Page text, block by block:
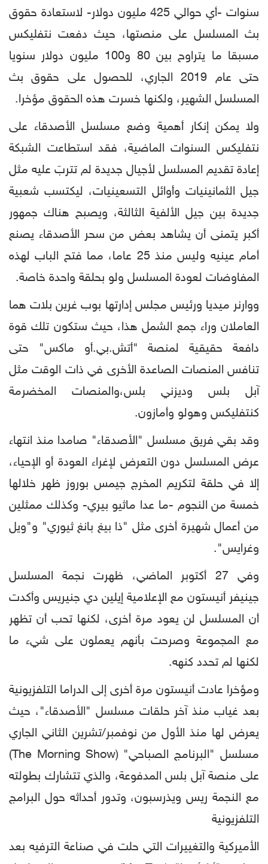
سنوات -أي حوالي 425 مليون دولار- لاستعادة حقوق
بث المسلسل على منصتها، حيث دفعت نتفليكس
مسبقا ما يتراوح بين 80 و100 مليون دولار سنويا
حتى عام 2019 الجاري، للحصول على حقوق بث
المسلسل الشهير، ولكنها خسرت هذه الحقوق مؤخرا.
ولا يمكن إنكار أهمية وضع مسلسل الأصدقاء على
نتفليكس السنوات الماضية، فقد استطاعت الشبكة
إعادة تقديم المسلسل لأجيال جديدة لم تتربَ عليه مثل
جيل الثمانينيات وأوائل التسعينيات، ليكتسب شعبية
جديدة بين جيل الألفية الثالثة، ويصبح هناك جمهور
أكبر يتمنى أن يشاهد بعض من سحر الأصدقاء يصنع
أمام عينيه وليس منذ 25 عاما، مما فتح الباب لهذه
المفاوضات لعودة المسلسل ولو بحلقة واحدة خاصة.
ووارنر ميديا ورئيس مجلس إدارتها بوب غرين بلات هما
العاملان وراء جمع الشمل هذا، حيث ستكون تلك قوة
دافعة حقيقية لمنصة "أتش.بي.أو ماكس" حتى
تنافس المنصات الصاعدة الأخرى في ذات الوقت مثل
آبل بلس وديزني بلس،والمنصات المخضرمة
كنتفليكس وهولو وأمازون.
وقد بقي فريق مسلسل "الأصدقاء" صامدا منذ انتهاء
عرض المسلسل دون التعرض لإغراء العودة أو الإحياء،
إلا في حلقة لتكريم المخرج جيمس بوروز ظهر خلالها
خمسة من النجوم -ما عدا ماثيو بيري- وكذلك ممثلين
من أعمال شهيرة أخرى مثل "ذا بيغ بانغ ثيوري" و"ويل
وغرايس".
وفي 27 أكتوبر الماضي، ظهرت نجمة المسلسل
جينيفر أنيستون مع الإعلامية إيلين دي جنيريس وأكدت
أن المسلسل لن يعود مرة أخرى، لكنها تحب أن تظهر
مع المجموعة وصرحت بأنهم يعملون على شيء ما
لكنها لم تحدد كنهه.
ومؤخرا عادت أنيستون مرة أخرى إلى الدراما التلفزيونية
بعد غياب منذ آخر حلقات مسلسل "الأصدقاء"، حيث
يعرض لها منذ الأول من نوفمبر/تشرين الثاني الجاري
مسلسل "البرنامج الصباحي" (The Morning Show)
على منصة آبل بلس المدفوعة، والذي تتشارك بطولته
مع النجمة ريس ويذرسبون، وتدور أحداثه حول البرامج
التلفزيونية
الأميركية والتغييرات التي حلت في صناعة الترفيه بعد